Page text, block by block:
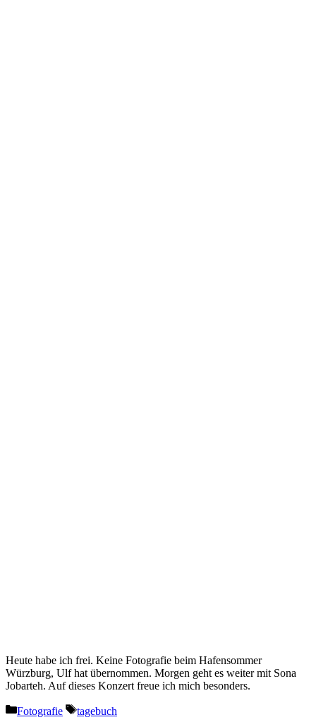
Heute habe ich frei. Keine Fotografie beim Hafensommer
Würzburg, Ulf hat übernommen. Morgen geht es weiter mit Sona
Jobarteh. Auf dieses Konzert freue ich mich besonders.
Kategorien
Fotografie Schlagwörter
tagebuch